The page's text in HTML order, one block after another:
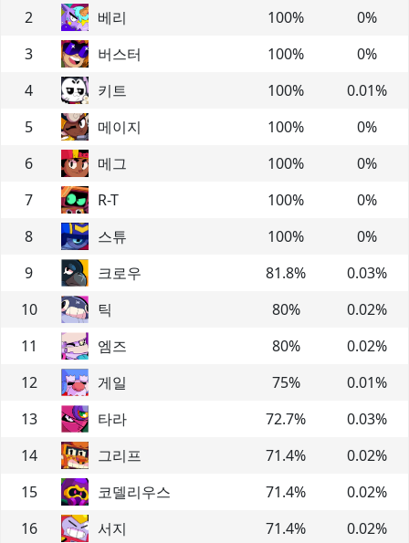
2
베리 100% 0%
3
버스터 100% 0%
4
키트 100% 0.01%
5
메이지 100% 0%
6
메그 100% 0%
7
R-T 100% 0%
8
스튜 100% 0%
9
크로우 81.8% 0.03%
10
틱 80% 0.02%
11
엠즈 80% 0.02%
12
게일 75% 0.01%
13
타라 72.7% 0.03%
14
그리프 71.4% 0.02%
15
코델리우스 71.4% 0.02%
16
서지 71.4% 0.02%